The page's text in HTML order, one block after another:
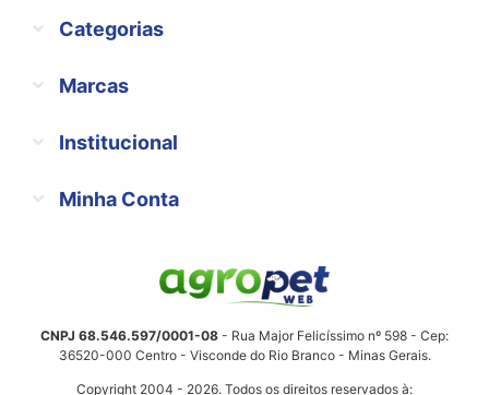
Categorias
Marcas
Institucional
Minha Conta
CNPJ 68.546.597/0001-08 - Rua Major Felicíssimo nº 598 - Cep:
36520-000 Centro - Visconde do Rio Branco - Minas Gerais.
Copyright 2004 - 2026. Todos os direitos reservados à: